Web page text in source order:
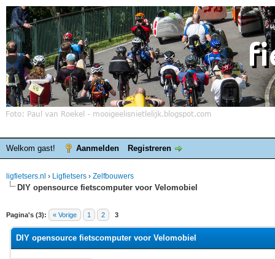
Welkom gast! Aanmelden Registreren
ligfietsers.nl › Ligfietsers › Zelfbouwers
DIY opensource fietscomputer voor Velomobiel
Pagina's (3): « Vorige 1 2 3
waardering is 0
DIY opensource fietscomputer voor Velomobiel